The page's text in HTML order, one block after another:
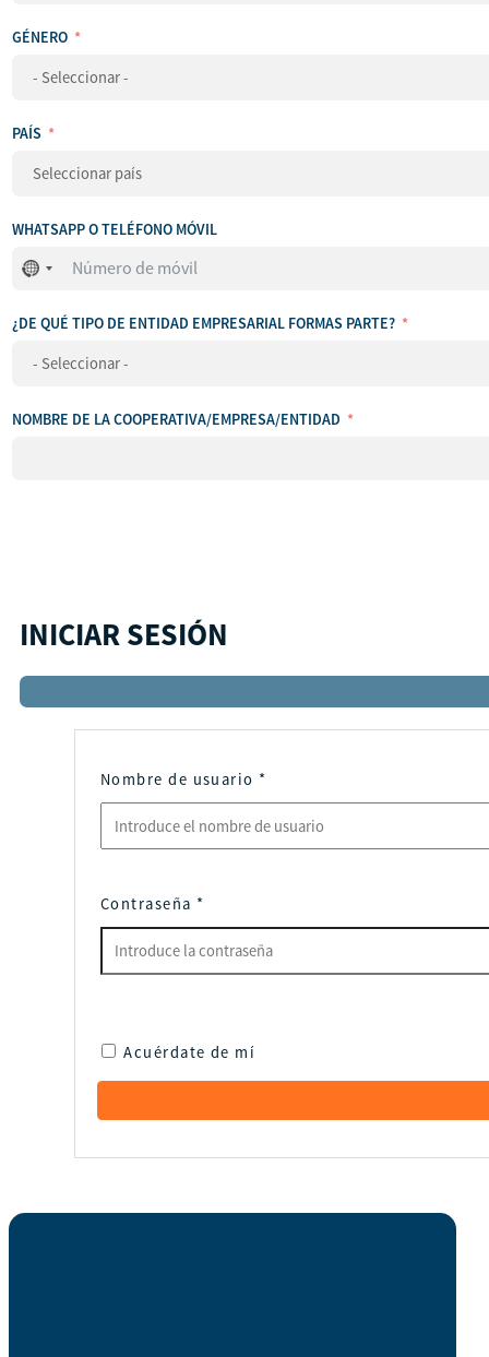
GÉNERO
PAÍS
WHATSAPP O TELÉFONO MÓVIL
No
ha
seleccionado
ningún
¿DE QUÉ TIPO DE ENTIDAD EMPRESARIAL FORMAS PARTE?
NOMBRE DE LA COOPERATIVA/EMPRESA/ENTIDAD
INICIAR SESIÓN
Nombre de usuario *
Contraseña *
Acuérdate de mí